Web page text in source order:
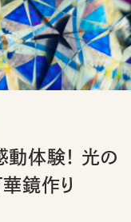
動体験！ 光の
鏡作り